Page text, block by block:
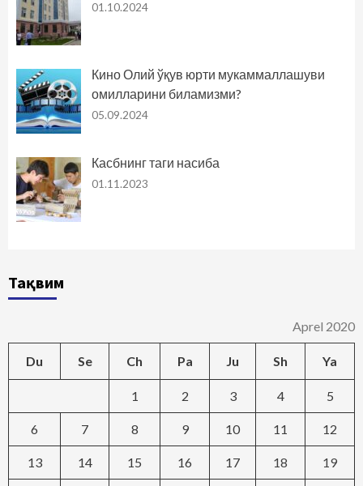
01.10.2024
Кино Олий ўқув юрти мукаммаллашуви
омилларини биламизми?
05.09.2024
Касбнинг таги насиба
01.11.2023
Тақвим
Aprel 2020
Du Se Ch Pa Ju Sh Ya
1 2 3 4 5
6 7 8 9 10 11 12
13 14 15 16 17 18 19